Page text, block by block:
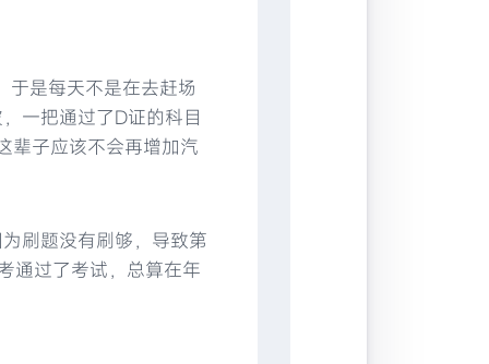
于是每天不是在去赶场
一把通过了D证的科目
辈子应该不会再增加汽
刷题没有刷够，导致第
通过了考试，总算在年